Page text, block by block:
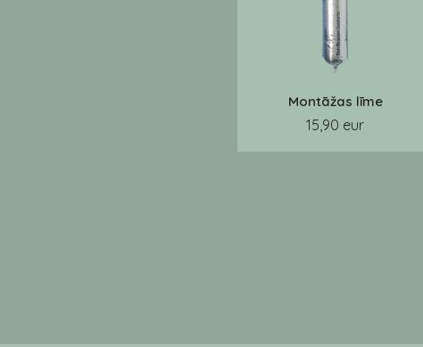
Montāžas līme
15,90 eur